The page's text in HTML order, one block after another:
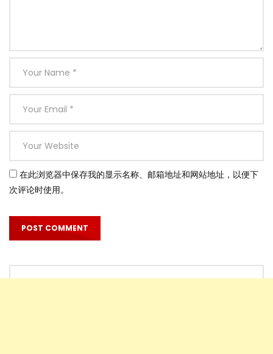
在此浏览器中保存我的显示名称、邮箱地址和网站地址，以便下
次评论时使用。